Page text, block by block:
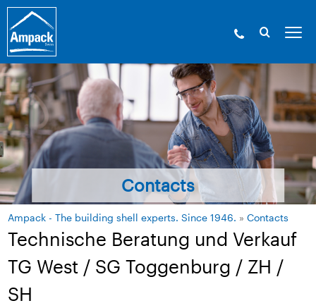
Contacts
Ampack - The building shell experts. Since 1946. »Contacts
Technische Beratung und Verkauf
TG West / SG Toggenburg / ZH /
SH